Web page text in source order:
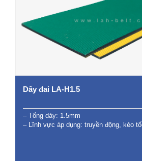
Dây đai LA-H1.5
– Tổng dày: 1.5mm
– Lĩnh vực áp dụng: truyền động, kéo